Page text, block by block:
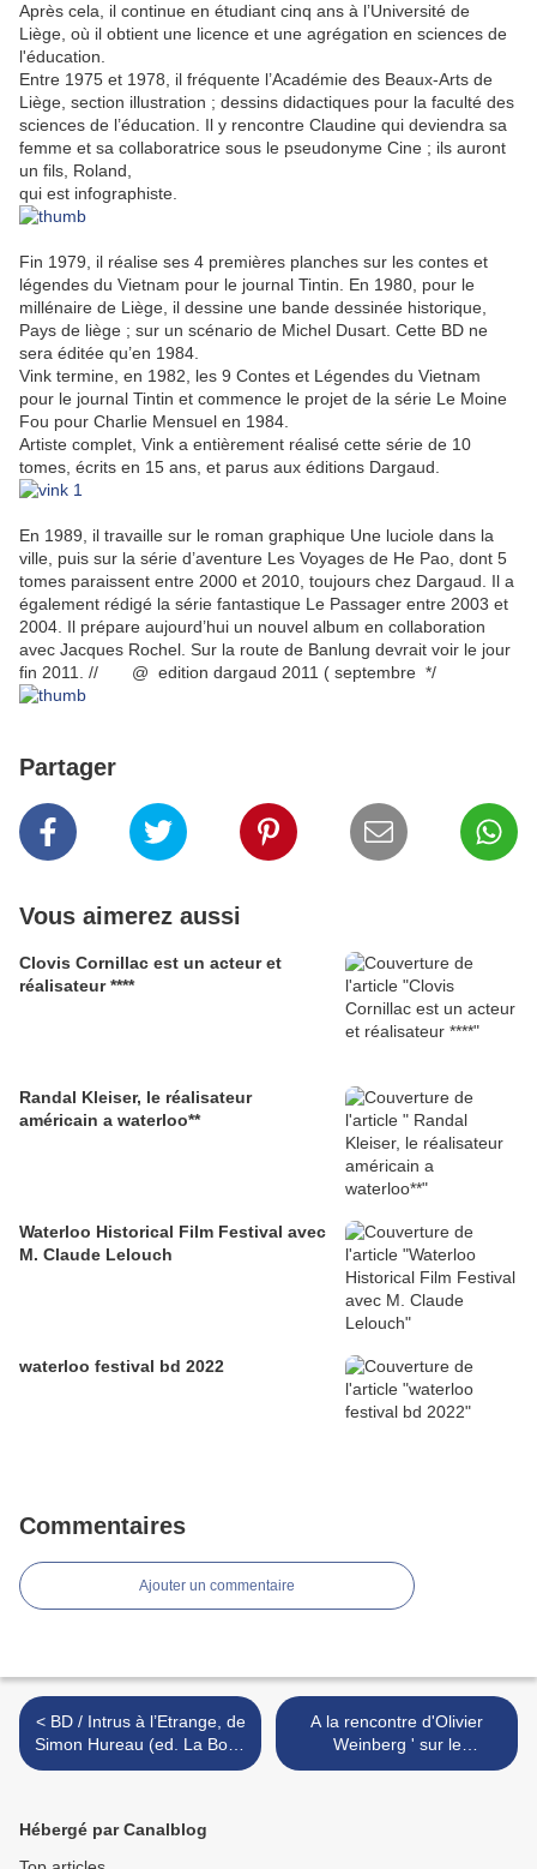
Après cela, il continue en étudiant cinq ans à l’Université de
Liège, où il obtient une licence et une agrégation en sciences de
l'éducation.
Entre 1975 et 1978, il fréquente l’Académie des Beaux-Arts de
Liège, section illustration ; dessins didactiques pour la faculté des
sciences de l’éducation. Il y rencontre Claudine qui deviendra sa
femme et sa collaboratrice sous le pseudonyme Cine ; ils auront
un fils, Roland,
qui est infographiste.
Fin 1979, il réalise ses 4 premières planches sur les contes et
légendes du Vietnam pour le journal Tintin. En 1980, pour le
millénaire de Liège, il dessine une bande dessinée historique,
Pays de liège ; sur un scénario de Michel Dusart. Cette BD ne
sera éditée qu’en 1984.
Vink termine, en 1982, les 9 Contes et Légendes du Vietnam
pour le journal Tintin et commence le projet de la série Le Moine
Fou pour Charlie Mensuel en 1984.
Artiste complet, Vink a entièrement réalisé cette série de 10
tomes, écrits en 15 ans, et parus aux éditions Dargaud.
En 1989, il travaille sur le roman graphique Une luciole dans la
ville, puis sur la série d’aventure Les Voyages de He Pao, dont 5
tomes paraissent entre 2000 et 2010, toujours chez Dargaud. Il a
également rédigé la série fantastique Le Passager entre 2003 et
2004. Il prépare aujourd’hui un nouvel album en collaboration
avec Jacques Rochel. Sur la route de Banlung devrait voir le jour
fin 2011. // @ edition dargaud 2011 ( septembre */
Partager
Vous aimerez aussi
Clovis Cornillac est un acteur et
réalisateur ****
Randal Kleiser, le réalisateur
américain a waterloo**
Waterloo Historical Film Festival avec
M. Claude Lelouch
waterloo festival bd 2022
Commentaires
Ajouter un commentaire
< BD / Intrus à l’Etrange, de
Simon Hureau (ed. La Boîte
à Bulles).
A la rencontre d'Olivier
Weinberg ' sur le
graphivore : site BD >
Hébergé par Canalblog